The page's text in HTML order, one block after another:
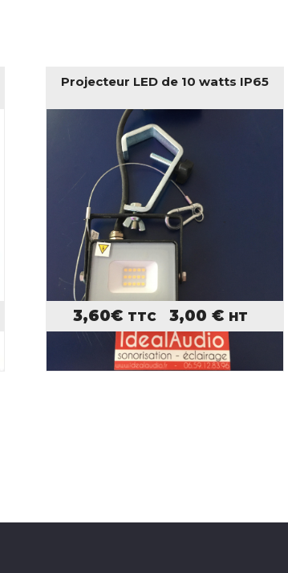
Projecteur LED de 10 watts IP65
3,60€ TTC 3,00€ HT